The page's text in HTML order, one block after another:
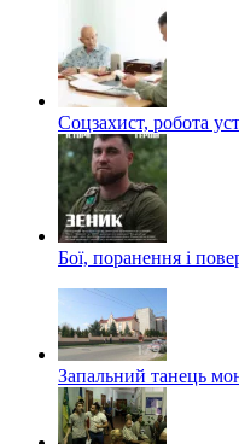
Соцзахист, робота
Бої, поранення і
Запальний танець